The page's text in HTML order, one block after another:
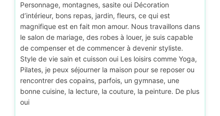
Personnage, montagnes, sasite oui Décoration
d’intérieur, bons repas, jardin, fleurs, ce qui est
magnifique est en fait mon amour. Nous travaillons dans
le salon de mariage, des robes à louer, je suis capable
de compenser et de commencer à devenir styliste.
Style de vie sain et cuisson oui Les loisirs comme Yoga,
Pilates, je peux séjourner la maison pour se reposer ou
rencontrer des copains, parfois, un gymnase, une
bonne cuisine, la lecture, la couture, la peinture. De plus
oui